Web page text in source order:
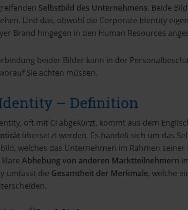
Selbstbild des Unternehmens. Beide
Und das, obwohl die Corporate Identity
Brand hingegen in den Human Resources
beider Bilder kann in der
Sie achten müssen.
– Definition
oft mit CI abgekürzt, kommt aus dem
übersetzt werden. Es handelt sich um das
welches das Unternehmen im Rahmen seiner
Abhebung von anderen Marktteilnehmern
umfasst die Gesamtheit der Merkmale, welche